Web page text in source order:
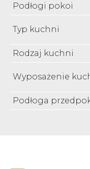
Podłogi pokoi
Typ kuchni
Rodzaj kuchni
Wyposażenie
Podłoga